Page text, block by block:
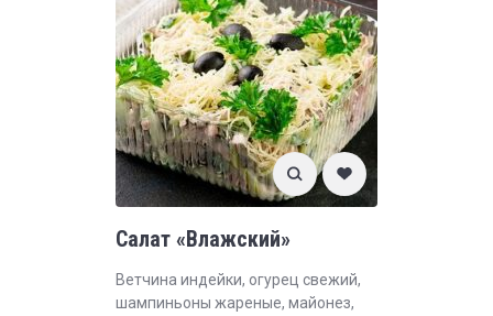
Салат «Влажский»
Ветчина индейки, огурец свежий,
шампиньоны жареные, майонез,